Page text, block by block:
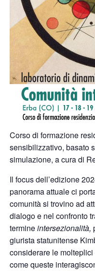
Corso di formazione
sensibilizzativo, basato
simulazione, a cura di
Il focus dell’edizione
panorama attuale ci
comunità si trovino ad
dialogo e nel confronto
termineintersezionalità,
giurista statunitense
considerare le
come queste